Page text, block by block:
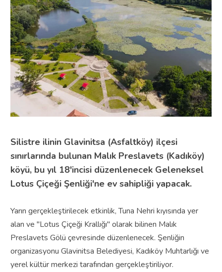
Silistre ilinin Glavinitsa (Asfaltköy) ilçesi
sınırlarında bulunan Malık Preslavets (Kadıköy)
köyü, bu yıl 18'incisi düzenlenecek Geleneksel
Lotus Çiçeği Şenliği'ne ev sahipliği yapacak.
Yarın gerçekleştirilecek etkinlik, Tuna Nehri kıyısında yer
alan ve "Lotus Çiçeği Krallığı" olarak bilinen Malık
Preslavets Gölü çevresinde düzenlenecek. Şenliğin
organizasyonu Glavinitsa Belediyesi, Kadıköy Muhtarlığı ve
yerel kültür merkezi tarafından gerçekleştiriliyor.